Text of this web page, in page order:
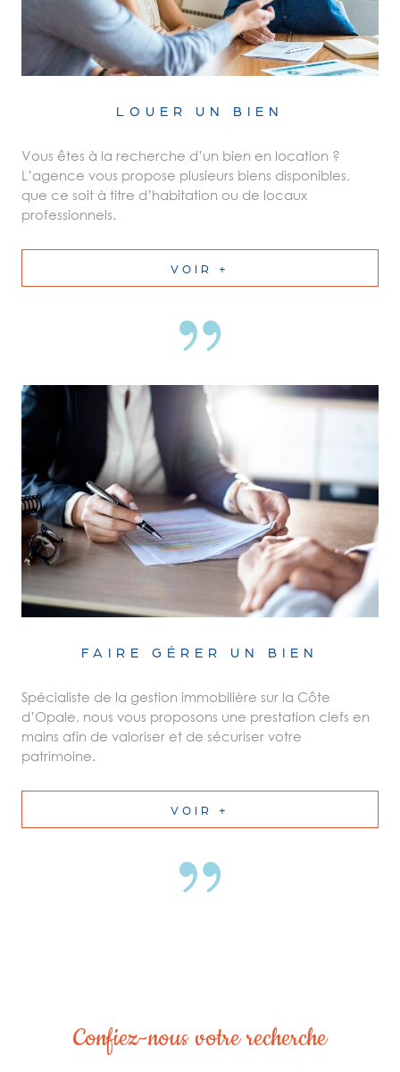
LOUER UN BIEN
Vous êtes à la recherche d’un bien en location ?
L’agence vous propose plusieurs biens disponibles,
que ce soit à titre d’habitation ou de locaux
professionnels.
VOIR +
FAIRE GÉRER UN BIEN
Spécialiste de la gestion immobilière sur la Côte
d’Opale, nous vous proposons une prestation clefs en
mains afin de valoriser et de sécuriser votre
patrimoine.
VOIR +
Confiez-nous votre recherche